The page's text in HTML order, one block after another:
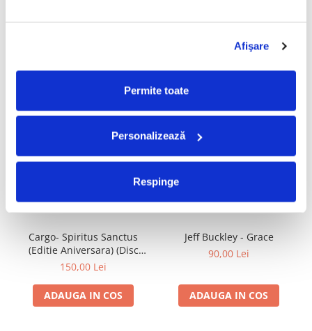
Afişare
Permite toate
Personalizează
Respinge
210,00 Lei
FRECVENT CUMPARATE
IMPREUNA
Cargo- Spiritus Sanctus
(Editie Aniversara) (Disc
Vinil)
150,00 Lei
ADAUGA IN COS
Jeff Buckley - Grace
90,00 Lei
ADAUGA IN COS